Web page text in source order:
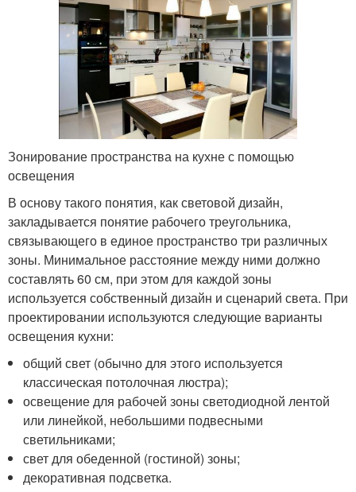
Зонирование пространства на кухне с помощью
освещения
В основу такого понятия, как световой дизайн,
закладывается понятие рабочего треугольника,
связывающего в единое пространство три различных
зоны. Минимальное расстояние между ними должно
составлять 60 см, при этом для каждой зоны
используется собственный дизайн и сценарий света. При
проектировании используются следующие варианты
освещения кухни:
общий свет (обычно для этого используется
классическая потолочная люстра);
освещение для рабочей зоны светодиодной лентой
или линейкой, небольшими подвесными
светильниками;
свет для обеденной (гостиной) зоны;
декоративная подсветка.